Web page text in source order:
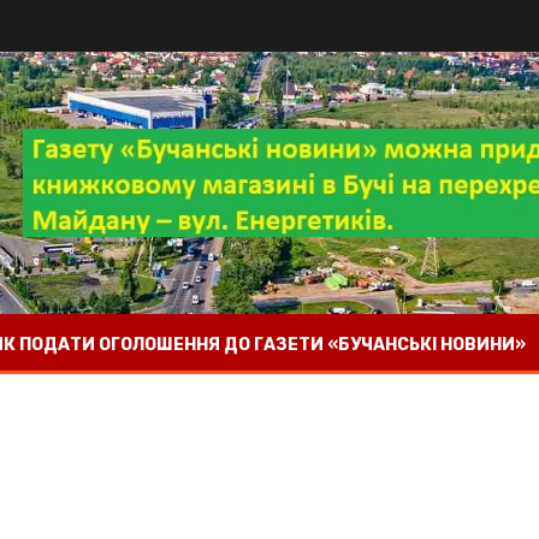
ПОДАТИ ОГОЛОШЕННЯ ДО ГАЗЕТИ «БУЧАНСЬКІ НОВИНИ»